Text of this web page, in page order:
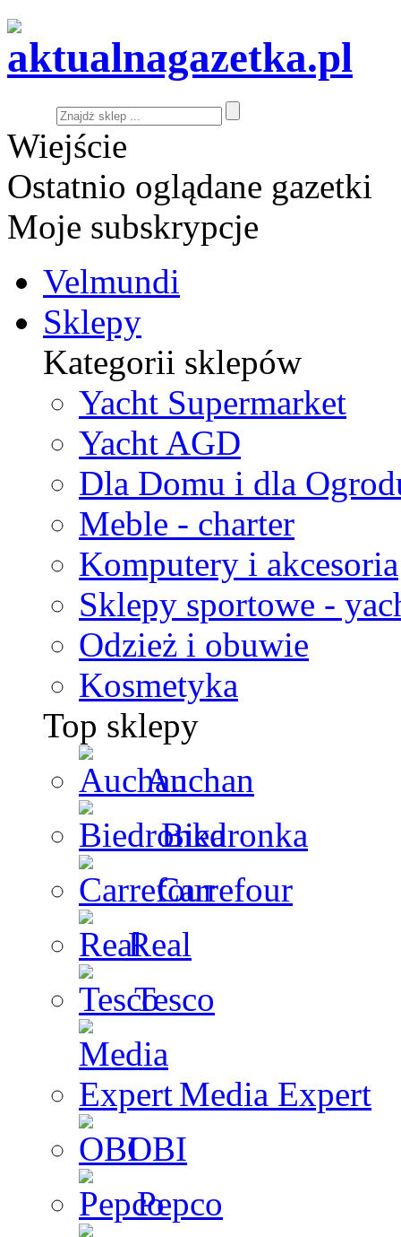
Wiejście
Ostatnio oglądane gazetki
Moje subskrypcje
Velmundi
Sklepy
Kategorii sklepów
Yacht Supermarket
Yacht AGD
Dla Domu i dla
Meble - charter
Komputery i akcesoria
Sklepy sportowe -
Odzież i obuwie
Kosmetyka
Top sklepy
Auchan
Biedronka
Carrefour
Real
Tesco
Media Expert
OBI
Pepco